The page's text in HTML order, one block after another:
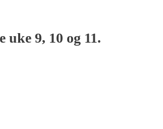
9, 10 og 11.